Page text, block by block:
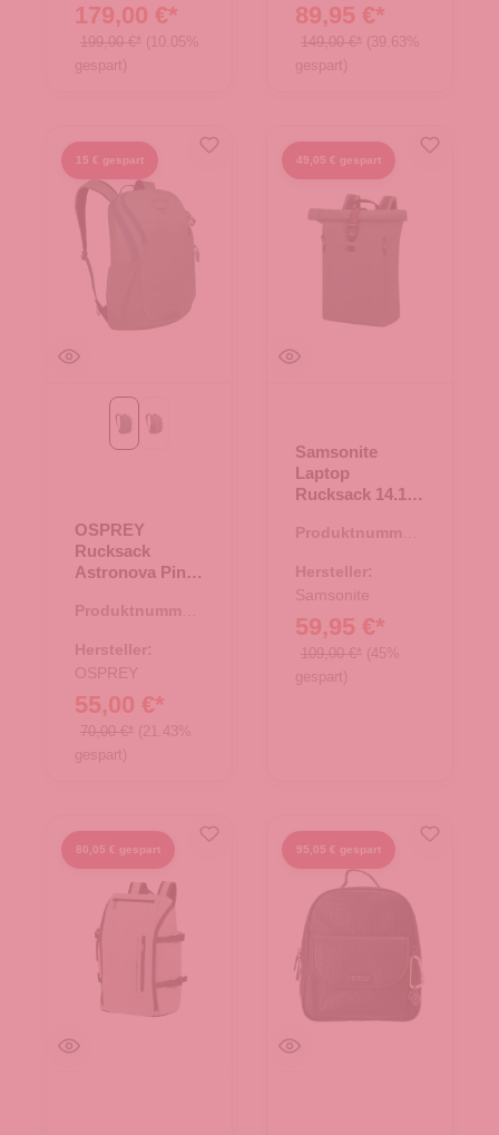
179,00 €*
199,00 €* (10.05%
gespart)
89,95 €*
149,00 €* (39.63%
gespart)
15 € gespart
Pine Leaf Green
soundwave grey
OSPREY
Rucksack
Astronova Pine
Produktnummer:
Hersteller:
OSPREY
55,00 €*
70,00 €* (21.43%
gespart)
49,05 € gespart
Samsonite
Laptop
Rucksack 14.1
Green
Produktnummer:
Hersteller:
Samsonite
59,95 €*
109,00 €* (45%
gespart)
80,05 € gespart 95,05 € gespart